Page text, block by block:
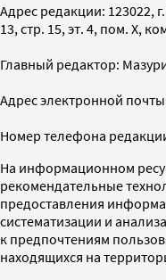
Адрес редакции: 123022,
13, стр. 15, эт. 4, пом. X,
Главный редактор:
Адрес электронной
Номер телефона
На информационном
рекомендательные
предоставления
систематизации и
к предпочтениям
находящихся на